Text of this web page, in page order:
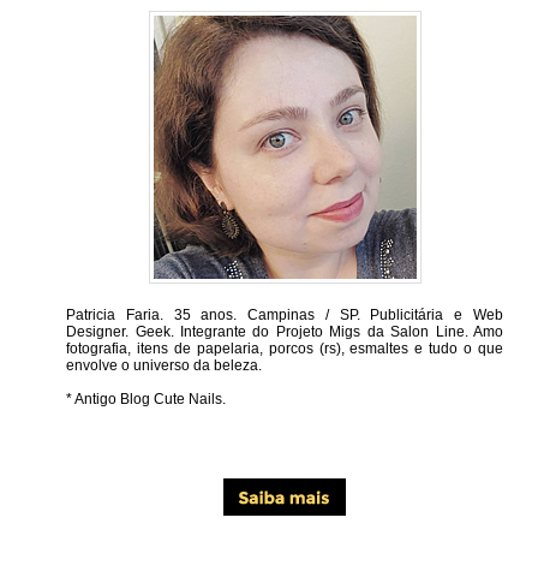
Patricia Faria. 35 anos. Campinas / SP. Publicitária e Web
Designer. Geek. Integrante do Projeto Migs da Salon Line. Amo
fotografia, itens de papelaria, porcos (rs), esmaltes e tudo o que
envolve o universo da beleza.
* Antigo Blog Cute Nails.